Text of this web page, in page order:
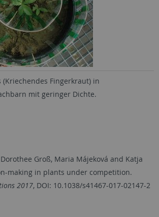
Fingerkraut) in
mit geringer Dichte.
Groß, Maria Májeková and Katja
making in plants under competition.
2017, DOI: 10.1038/s41467-017-02147-2